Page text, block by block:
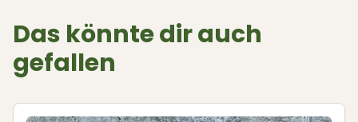
Das könnte dir auch
gefallen